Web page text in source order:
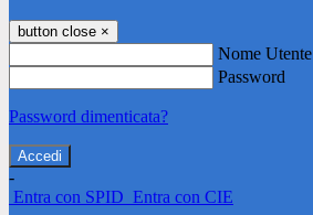
button close ×
Nome Utente
Password
Password dimenticata?
-
Entra con SPID Entra con CIE